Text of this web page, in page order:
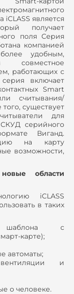
iCLASS является
получает
поля Серия
компанией
удобным,
работающих с
включает
Smart
считывания/
существует
для
серийного
Виганд.
на карту
возможности,
области
iCLASS
в таких
шаблона с
карте);
автоматы;
и
о человеке.